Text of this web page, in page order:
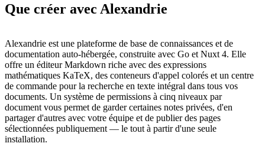
Que créer avec Alexandrie
Alexandrie est une plateforme de base de connaissances et de
documentation auto-hébergée, construite avec Go et Nuxt 4. Elle
offre un éditeur Markdown riche avec des expressions
mathématiques KaTeX, des conteneurs d'appel colorés et un centre
de commande pour la recherche en texte intégral dans tous vos
documents. Un système de permissions à cinq niveaux par
document vous permet de garder certaines notes privées, d'en
partager d'autres avec votre équipe et de publier des pages
sélectionnées publiquement — le tout à partir d'une seule
installation.